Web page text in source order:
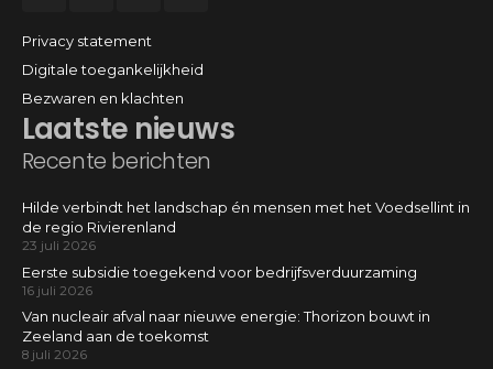
Laatste nieuws
Recente berichten
Hilde verbindt het landschap én mensen met het Voedsellint in
de regio Rivierenland
23 juli 2026
Eerste subsidie toegekend voor bedrijfsverduurzaming
16 juli 2026
Van nucleair afval naar nieuwe energie: Thorizon bouwt in
Zeeland aan de toekomst
8 juli 2026
Privacy statement
Digitale toegankelijkheid
Bezwaren en klachten